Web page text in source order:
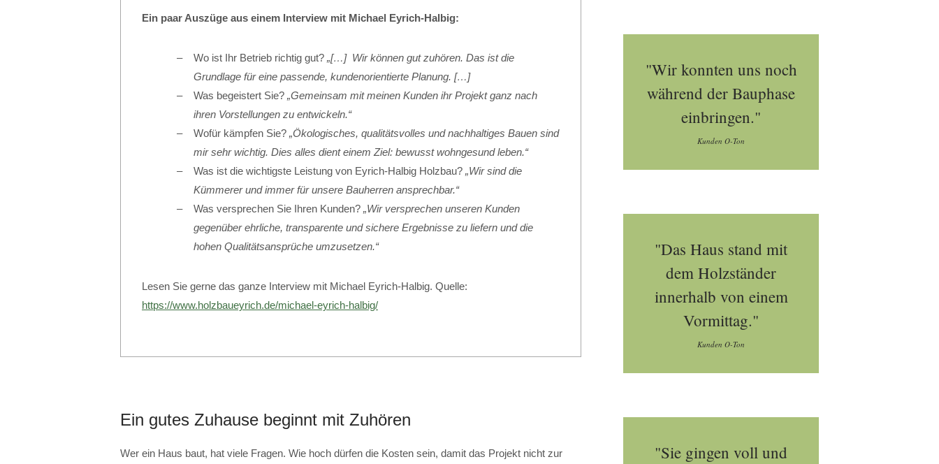
Ein paar Auszüge aus einem Interview mit Michael Eyrich-Halbig:
Wo ist Ihr Betrieb richtig gut? „[…] Wir können gut zuhören. Das ist die
Grundlage für eine passende, kundenorientierte Planung. […]
Was begeistert Sie? „Gemeinsam mit meinen Kunden ihr Projekt ganz nach
ihren Vorstellungen zu entwickeln.“
Wofür kämpfen Sie? „Ökologisches, qualitätsvolles und nachhaltiges Bauen sind
mir sehr wichtig. Dies alles dient einem Ziel: bewusst wohngesund leben.“
Was ist die wichtigste Leistung von Eyrich-Halbig Holzbau? „Wir sind die
Kümmerer und immer für unsere Bauherren ansprechbar.“
Was versprechen Sie Ihren Kunden? „Wir versprechen unseren Kunden
gegenüber ehrliche, transparente und sichere Ergebnisse zu liefern und die
hohen Qualitätsansprüche umzusetzen.“
Lesen Sie gerne das ganze Interview mit Michael Eyrich-Halbig. Quelle:
https://www.holzbaueyrich.de/michael-eyrich-halbig/
Ein gutes Zuhause beginnt mit Zuhören
Wer ein Haus baut, hat viele Fragen. Wie hoch dürfen die Kosten sein, damit das Projekt nicht zur
"Wir konnten uns noch
während der Bauphase
einbringen."
Kunden O-Ton
"Das Haus stand mit
dem Holzständer
innerhalb von einem
Vormittag."
Kunden O-Ton
"Sie gingen voll und